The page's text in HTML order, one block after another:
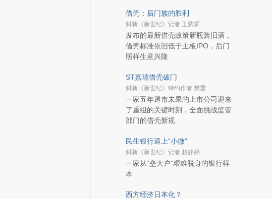
借壳：后门族的胜利
财新《新世纪》记者 王紫雾
发布的最新借壳政策新瓶装旧酒，
借壳标准依旧低于主板IPO，后门
照样生意兴隆
ST嘉瑞借壳破门
财新《新世纪》特约作者 樊重
一家五年退市未果的上市公司迎来
了重组的关键时刻，全面挑战监管
部门的借壳新规
民生银行逼上“小微”
财新《新世纪》记者 赵静婷
一家从“垒大户”艰难脱身的银行样
本
西方经济日本化？